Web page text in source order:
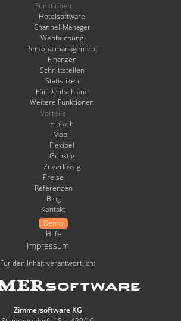
Funktionen
Hotelsoftware
Channel-Manager
Webbuchung
Personalmanagement
Finanzen
Schnittstellen
Statistiken
Für Deutschland
Weitere Funktionen
Vorteile
Einfach
Mobil
Flexibel
Günstig
Zuverlässig
Preise
Referenzen
Blog
Kontakt
Demo
Hilfe
Impressum
Für den Inhalt verantwortlich:
Zimmersoftware KG